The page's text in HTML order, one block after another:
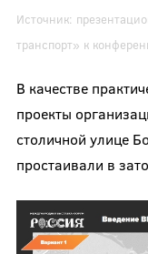
Источник:
транспорт» к
В качестве
проекты
столичной улице
простаивали в